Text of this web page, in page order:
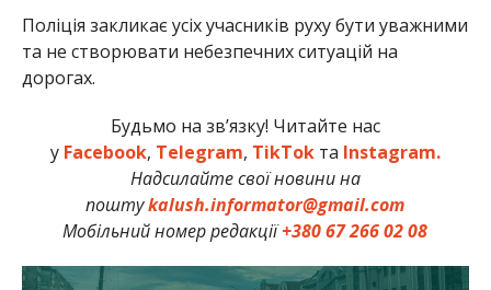
Поліція закликає усіх учасників руху бути уважними
та не створювати небезпечних ситуацій на
дорогах.
Будьмо на зв’язку! Читайте нас
у Facebook, Telegram, TikTokта Instagram.
Надсилайте свої новини на
поштуkalush.informator@gmail.com
Мобільний номер редакції+380 67 266 02 08